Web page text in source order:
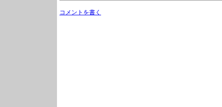
コメントを書く